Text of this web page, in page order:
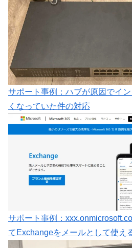
サポート事例：ハブが原因でイ
くなっていた件の対応
サポート事例：
てExchangeをメールとして使え